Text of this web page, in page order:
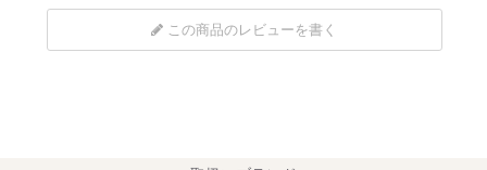
この商品のレビューを書く